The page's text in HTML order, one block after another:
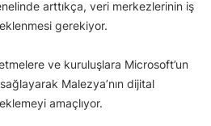
arttıkça, veri merkezlerinin iş
gerekiyor.
ve kuruluşlara Microsoft’un
Malezya’nın dijital
amaçlıyor.